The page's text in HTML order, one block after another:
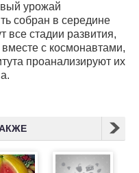
урожай
собран в середине
все стадии развития,
с космонавтами,
проанализируют их